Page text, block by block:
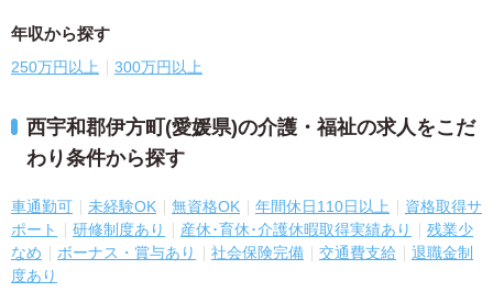
年収から探す
250万円以上 300万円以上
西宇和郡伊方町(愛媛県)の介護・福祉の求人をこだ
わり条件から探す
車通勤可 未経験OK 無資格OK 年間休日110日以上
資格取得サ
ポート
研修制度あり 産休･育休･介護休暇取得実績あり
残業少
なめ
ボーナス・賞与あり 社会保険完備 交通費支給
退職金制
度あり